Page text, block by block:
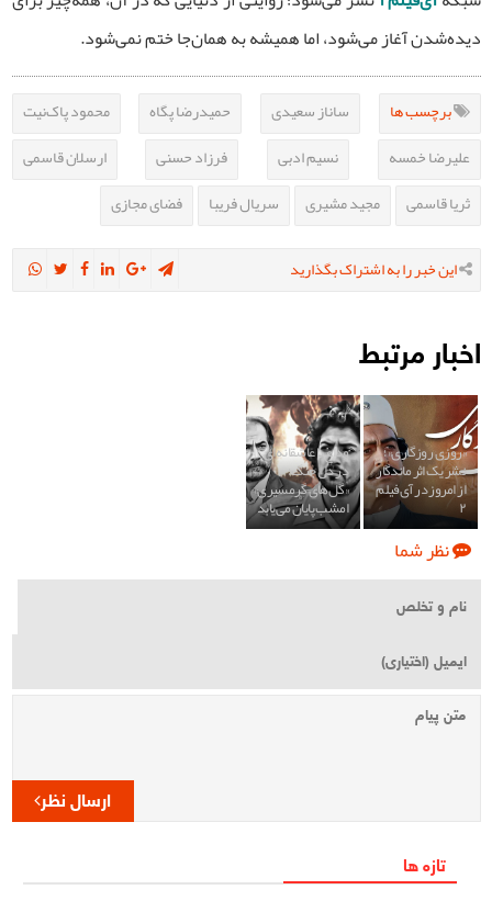
دیده‌شدن آغاز می‌شود، اما همیشه به همان‌جا ختم نمی‌شود.
برچسب ها ساناز سعیدی حمیدرضا پگاه
محمود پاک‌نیت
علیرضا خمسه
نسیم ادبی فرزاد حسنی
ارسلان قاسمی
ثریا قاسمی
مجید مشیری سریال فریبا فضای مجازی
این خبر را به اشتراک بگذارید
اخبار مرتبط
«روزی روزگاری»؛
نشر یک اثر ماندگار
از امروز در آی‌فیلم
۲
وداع با عاشقانه‌ای
در دل جنگ؛
«گل‌های گرمسیری»
امشب پایان می‌یابد
نظر شما
ارسال نظر
تازه ها